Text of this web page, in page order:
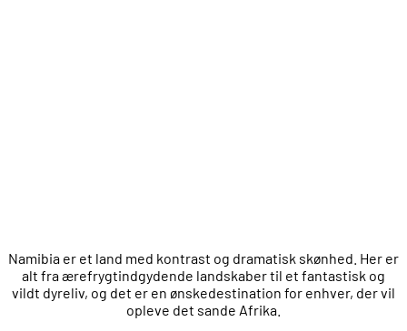
Namibia er et land med kontrast og dramatisk skønhed. Her er
alt fra ærefrygtindgydende landskaber til et fantastisk og
vildt dyreliv, og det er en ønskedestination for enhver, der vil
opleve det sande Afrika.